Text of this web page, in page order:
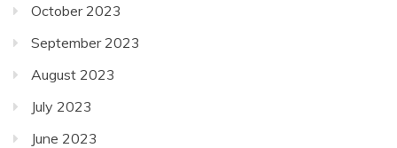
October 2023
September 2023
August 2023
July 2023
June 2023